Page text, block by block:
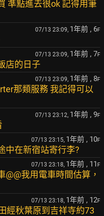
準點進去很ok 記得用筆
07/13 23:09, 1年前 , 6F
07/13 23:09, 1年前 , 7F
店的日子
07/13 23:09, 1年前 , 8F
那類服務 我記得可以
07/13 23:12, 1年前 , 9F
07/13 23:15, 1年前 , 10F
中在新宿站寄行李?
07/13 23:18, 1年前 , 11 F
我用電車時間估算，
07/13 23:18, 1年前 , 12F
經秋葉原到吉祥寺約73